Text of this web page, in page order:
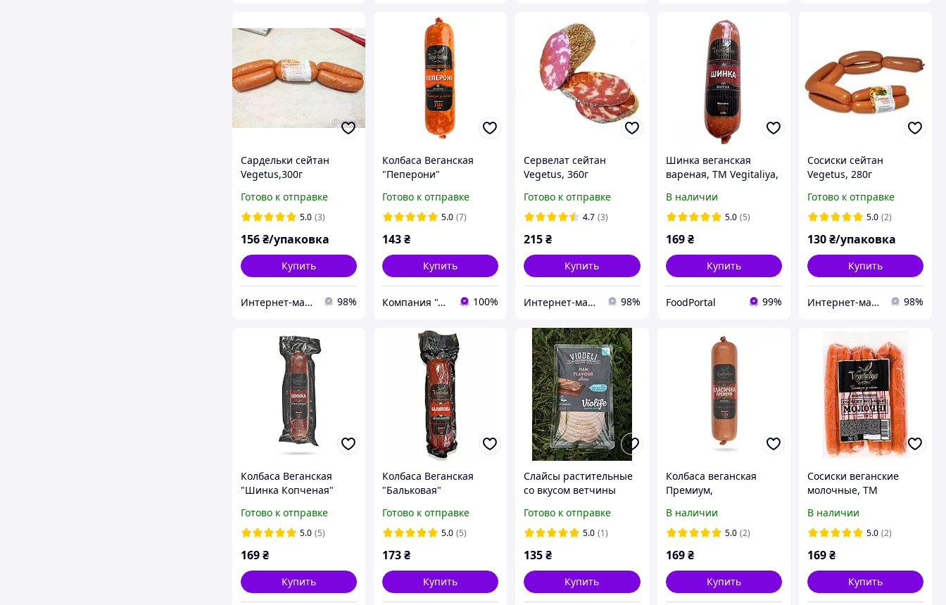
Сардельки сейтан
Vegetus,300г
Готово к отправке
5.0 (3)
156₴/упаковка
Купить
Интернет-магазин "Edem Garden" 98%
Колбаса Веганская
"Пеперони"
Готово к отправке
5.0 (7)
143₴
Купить
Компания "Аюрведа" 100%
Сервелат сейтан
Vegetus, 360г
Готово к отправке
4.7 (3)
215₴
Купить
Интернет-магазин "Edem Garden" 98%
Шинка веганская
вареная, ТМ Vegitaliya,
В наличии
5.0 (5)
169 ₴
Купить
FoodPortal 99%
Сосиски сейтан
Vegetus, 280г
Готово к отправке
5.0 (2)
130₴/упаковка
Купить
Интернет-магазин "Edem Garden" 98%
Колбаса Веганская
"Шинка Копченая"
Готово к отправке
5.0 (5)
169₴
Купить
Колбаса Веганская
"Бальковая"
Готово к отправке
5.0 (5)
173₴
Купить
Слайcы растительные
со вкусом ветчины
Готово к отправке
5.0 (1)
135₴
Купить
Колбаса веганская
Премиум,
Vegitaliya, 330 г
В наличии
5.0 (2)
169 ₴
Купить
Сосиски веганские
молочные, ТМ
В наличии
5.0 (2)
169₴
Купить